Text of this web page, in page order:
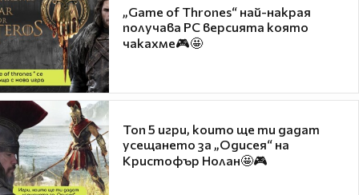
„Game of Thrones“ най-накрая
получава PC версията която
чакахме🎮🤩
Топ 5 игри, които ще ти дадат
усещането за „Одисея“ на
Кристофър Нолан🤩🎮